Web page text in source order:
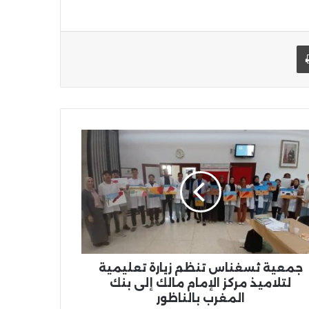
اطبعها
جمعية ثسغناس تنظم زيارة تعليمية
لتلاميذ مركز الإمام مالك إلى بنك
المغرب بالناظور